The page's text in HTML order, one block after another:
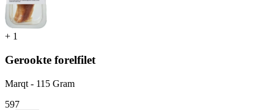
+ 1
Gerookte forelfilet
Marqt - 115 Gram
597